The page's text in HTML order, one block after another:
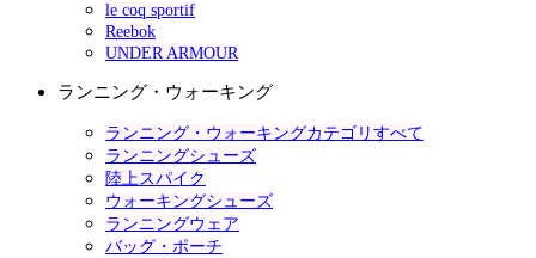
le coq sportif
Reebok
UNDER ARMOUR
ランニング・ウォーキング
ランニング・ウォーキングカテゴリすべて
ランニングシューズ
陸上スパイク
ウォーキングシューズ
ランニングウェア
バッグ・ポーチ